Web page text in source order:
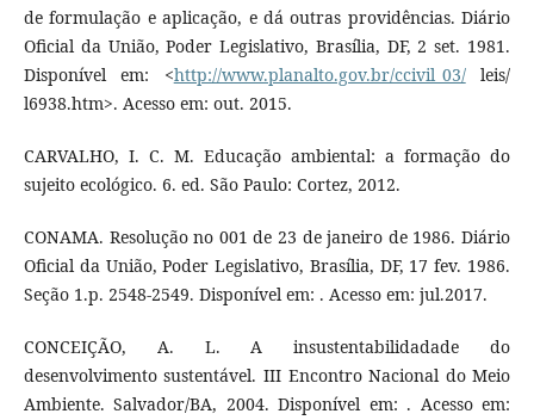
de formulação e aplicação, e dá outras providências. Diário
Oficial da União, Poder Legislativo, Brasília, DF, 2 set. 1981.
Disponível em: <http://www.planalto.gov.br/ccivil_03/leis/
l6938.htm>. Acesso em: out. 2015.
CARVALHO, I. C. M. Educação ambiental: a formação do
sujeito ecológico. 6. ed. São Paulo: Cortez, 2012.
CONAMA. Resolução no 001 de 23 de janeiro de 1986. Diário
Oficial da União, Poder Legislativo, Brasília, DF, 17 fev. 1986.
Seção 1.p. 2548-2549. Disponível em: . Acesso em: jul.2017.
CONCEIÇÃO, A. L. A insustentabilidadade do
desenvolvimento sustentável. III Encontro Nacional do Meio
Ambiente. Salvador/BA, 2004. Disponível em: . Acesso em: